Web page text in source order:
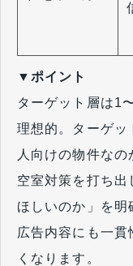
▼ポイント
ターゲット層は1
理想的。ターゲッ
人向けの物件な
空室対策を打ち
ほしいのか」を明
広告内容にも一
くなります。